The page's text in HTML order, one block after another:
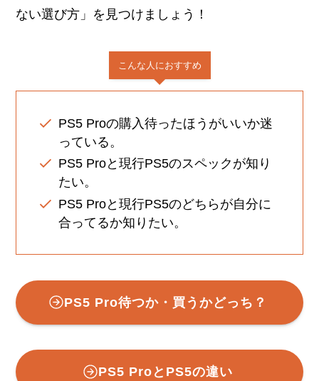
ない選び方」を見つけましょう！
こんな人におすすめ
PS5 Proの購入待ったほうがいいか迷
っている。
PS5 Proと現行PS5のスペックが知り
たい。
PS5 Proと現行PS5のどちらが自分に
合ってるか知りたい。
PS5 Pro待つか・買うかどっち？
PS5 ProとPS5の違い